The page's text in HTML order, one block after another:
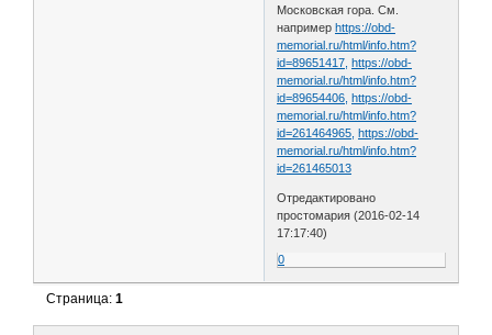
Московская гора. См.
напримерhttps://obd-
memorial.ru/html/info.htm?
id=89651417, https://obd-
memorial.ru/html/info.htm?
id=89654406, https://obd-
memorial.ru/html/info.htm?
id=261464965, https://obd-
memorial.ru/html/info.htm?
id=261465013
Отредактировано
простомария (2016-02-14
17:17:40)
0
Страница:1